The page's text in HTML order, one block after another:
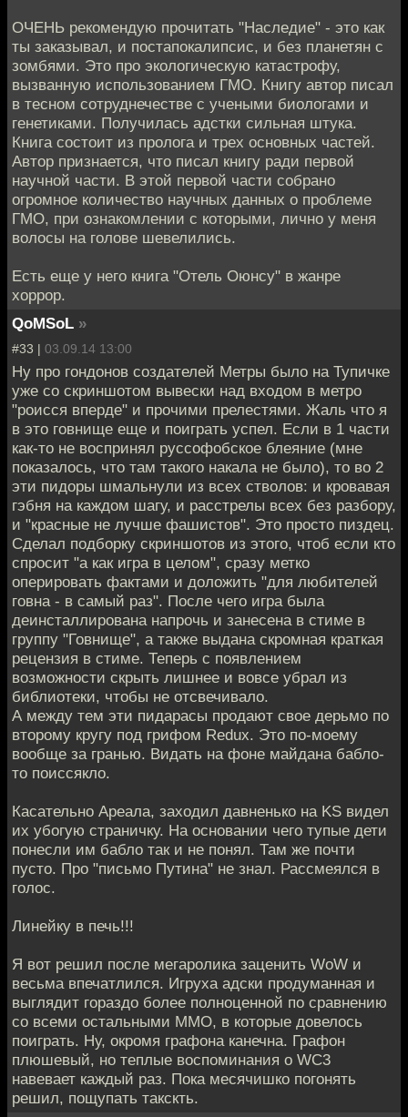
ОЧЕНЬ рекомендую прочитать "Наследие" - это как
ты заказывал, и постапокалипсис, и без планетян с
зомбями. Это про экологическую катастрофу,
вызванную использованием ГМО. Книгу автор писал
в тесном сотруднечестве с учеными биологами и
генетиками. Получилась адстки сильная штука.
Книга состоит из пролога и трех основных частей.
Автор признается, что писал книгу ради первой
научной части. В этой первой части собрано
огромное количество научных данных о проблеме
ГМО, при ознакомлении с которыми, лично у меня
волосы на голове шевелились.
Есть еще у него книга "Отель Оюнсу" в жанре
хоррор.
QoMSoL »
#33 | 03.09.14 13:00
Ну про гондонов создателей Метры было на Тупичке
уже со скриншотом вывески над входом в метро
"роисся вперде" и прочими прелестями. Жаль что я
в это говнище еще и поиграть успел. Если в 1 части
как-то не воспринял руссофобское блеяние (мне
показалось, что там такого накала не было), то во 2
эти пидоры шмальнули из всех стволов: и кровавая
гэбня на каждом шагу, и расстрелы всех без разбору,
и "красные не лучше фашистов". Это просто пиздец.
Сделал подборку скриншотов из этого, чтоб если кто
спросит "а как игра в целом", сразу метко
оперировать фактами и доложить "для любителей
говна - в самый раз". После чего игра была
деинсталлирована напрочь и занесена в стиме в
группу "Говнище", а также выдана скромная краткая
рецензия в стиме. Теперь с появлением
возможности скрыть лишнее и вовсе убрал из
библиотеки, чтобы не отсвечивало.
А между тем эти пидарасы продают свое дерьмо по
второму кругу под грифом Redux. Это по-моему
вообще за гранью. Видать на фоне майдана бабло-
то поиссякло.
Касательно Ареала, заходил давненько на KS видел
их убогую страничку. На основании чего тупые дети
понесли им бабло так и не понял. Там же почти
пусто. Про "письмо Путина" не знал. Рассмеялся в
голос.
Линейку в печь!!!
Я вот решил после мегаролика заценить WoW и
весьма впечатлился. Игруха адски продуманная и
выглядит гораздо более полноценной по сравнению
со всеми остальными ММО, в которые довелось
поиграть. Ну, окромя графона канечна. Графон
плюшевый, но теплые воспоминания о WC3
навевает каждый раз. Пока месячишко погонять
решил, пощупать такскть.